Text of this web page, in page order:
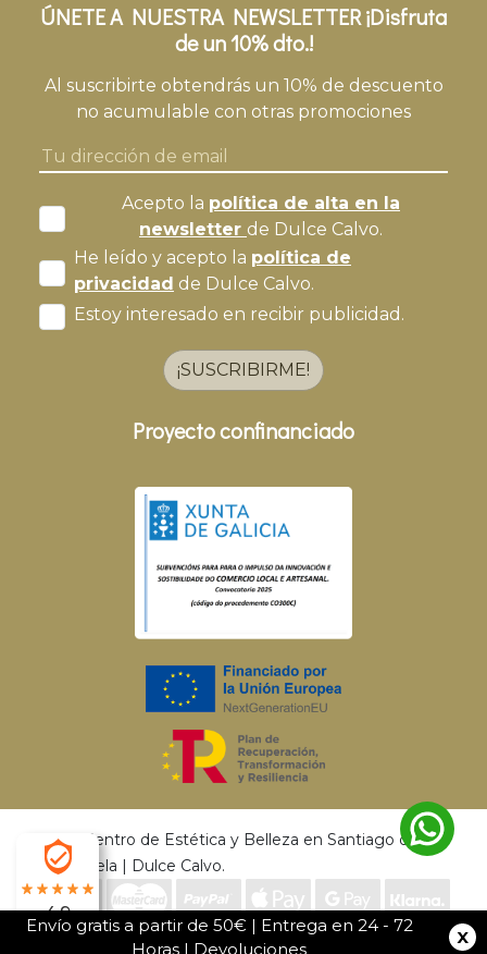
ÚNETE A NUESTRA NEWSLETTER ¡Disfruta
de un 10% dto.!
Al suscribirte obtendrás un 10% de descuento
no acumulable con otras promociones
Acepto la política de alta en la
newsletter de Dulce Calvo.
He leído y acepto la política de
privacidad de Dulce Calvo.
Estoy interesado en recibir publicidad.
¡SUSCRIBIRME!
Proyecto confinanciado
© 2026 Centro de Estética y Belleza en Santiago de
Compostela | Dulce Calvo.
Desarrollado porMEIGASOFT . Tecnología
4.9
Envío gratis a partir de 50€ | Entrega en 24 - 72
Horas | Devoluciones
X